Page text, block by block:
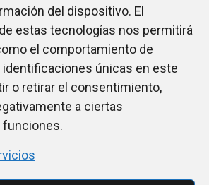
del dispositivo. El
estas tecnologías nos permitirá
el comportamiento de
identificaciones únicas en este
o retirar el consentimiento,
a ciertas
gases